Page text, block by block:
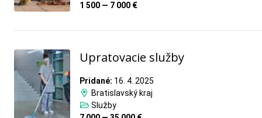
1 500 — 7 000 €
Upratovacie služby
Pridané: 16. 4. 2025
Bratislavský kraj
Služby